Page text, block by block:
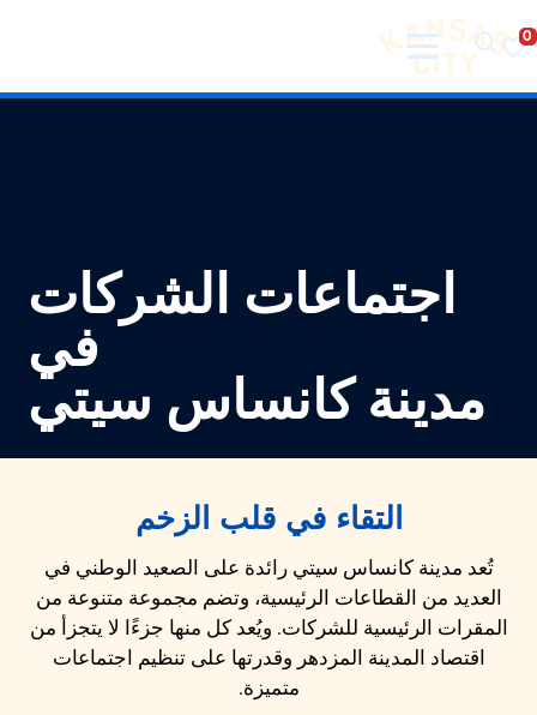
تفضل بزيارة مدينة كانساس سيتي
اجتماعات الشركات
في
مدينة كانساس سيتي
التقاء في قلب الزخم
تُعد مدينة كانساس سيتي رائدة على الصعيد الوطني في
العديد من القطاعات الرئيسية، وتضم مجموعة متنوعة من
المقرات الرئيسية للشركات. ويُعد كل منها جزءًا لا يتجزأ من
اقتصاد المدينة المزدهر وقدرتها على تنظيم اجتماعات
متميزة.